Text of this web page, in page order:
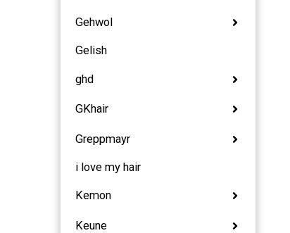
Gehwol
Gelish
ghd
GKhair
Greppmayr
i love my hair
Kemon
Keune